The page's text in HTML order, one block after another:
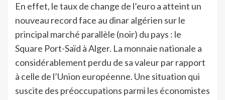
En effet, le taux de change de l’euro a atteint un
nouveau record face au dinar algérien sur le
principal marché parallèle (noir) du pays : le
Square Port-Saïd à Alger. La monnaie nationale a
considérablement perdu de sa valeur par rapport
à celle de l’Union européenne. Une situation qui
suscite des préoccupations parmi les économistes